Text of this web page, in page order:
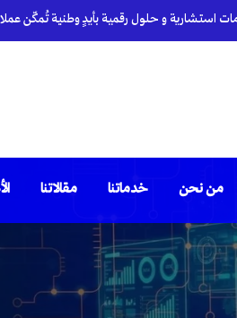
استشارية و حلول رقمية بأيدٍ وطنية تُمكّن
من نحن خدماتنا مقالاتنا